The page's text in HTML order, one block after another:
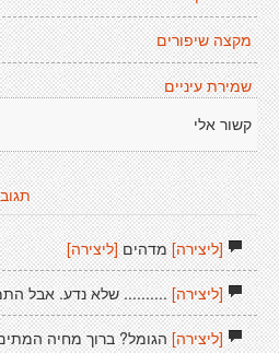
מקצה שיפורים
שמירת עיניים
קשור אלי
[ליצירה]מדהים [ליצירה]
[ליצירה].......... שלא נדע. אבל
[ליצירה]הגומל? ברוך מחיה